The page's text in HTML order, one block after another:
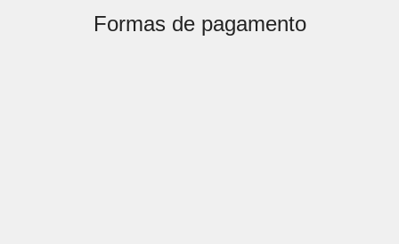
Formas de pagamento